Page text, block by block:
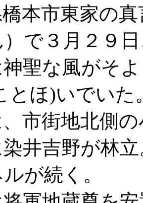
本市東家の
で３月２９
神聖な風がそ
とほ)いでいた
市街地北側
井吉野が林
が続く。